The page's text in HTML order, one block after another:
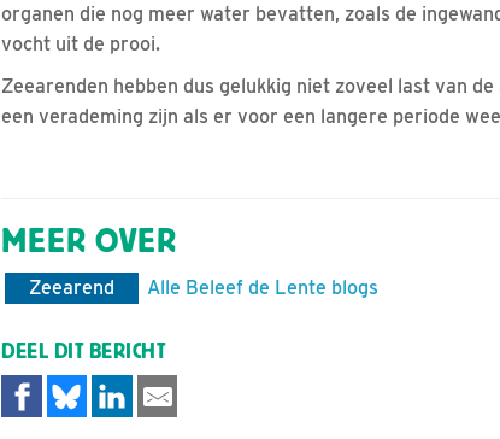
organen die nog meer water bevatten, zoals de
vocht uit de prooi.
Zeearenden hebben dus gelukkig niet zoveel last van
een verademing zijn als er voor een langere periode
MEER OVER
Zeearend Alle Beleef de Lente blogs
DEEL DIT BERICHT